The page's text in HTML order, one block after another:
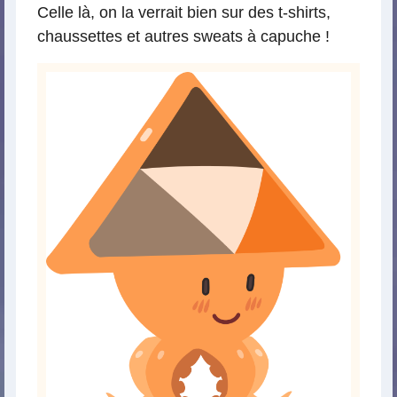
Celle là, on la verrait bien sur des t-shirts,
chaussettes et autres sweats à capuche !